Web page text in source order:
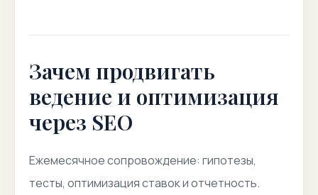
Зачем продвигать
ведение и оптимизация
через SEO
Ежемесячное сопровождение: гипотезы,
тесты, оптимизация ставок и отчетность.